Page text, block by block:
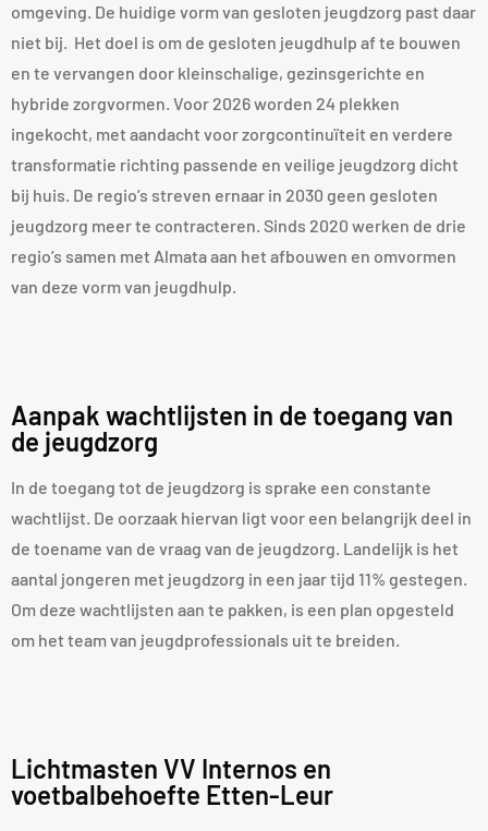
omgeving. De huidige vorm van gesloten jeugdzorg past daar
niet bij. Het doel is om de gesloten jeugdhulp af te bouwen
en te vervangen door kleinschalige, gezinsgerichte en
hybride zorgvormen. Voor 2026 worden 24 plekken
ingekocht, met aandacht voor zorgcontinuïteit en verdere
transformatie richting passende en veilige jeugdzorg dicht
bij huis. De regio’s streven ernaar in 2030 geen gesloten
jeugdzorg meer te contracteren. Sinds 2020 werken de drie
regio’s samen met Almata aan het afbouwen en omvormen
van deze vorm van jeugdhulp.
Aanpak wachtlijsten in de toegang van
de jeugdzorg
In de toegang tot de jeugdzorg is sprake een constante
wachtlijst. De oorzaak hiervan ligt voor een belangrijk deel in
de toename van de vraag van de jeugdzorg. Landelijk is het
aantal jongeren met jeugdzorg in een jaar tijd 11% gestegen.
Om deze wachtlijsten aan te pakken, is een plan opgesteld
om het team van jeugdprofessionals uit te breiden.
Lichtmasten VV Internos en
voetbalbehoefte Etten-Leur